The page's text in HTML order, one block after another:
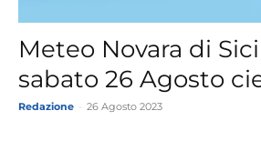
Meteo Novara di
sabato 26 Agosto
Redazione 26 Agosto 2023